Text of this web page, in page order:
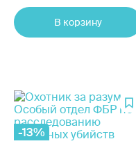
В корзину
-13%